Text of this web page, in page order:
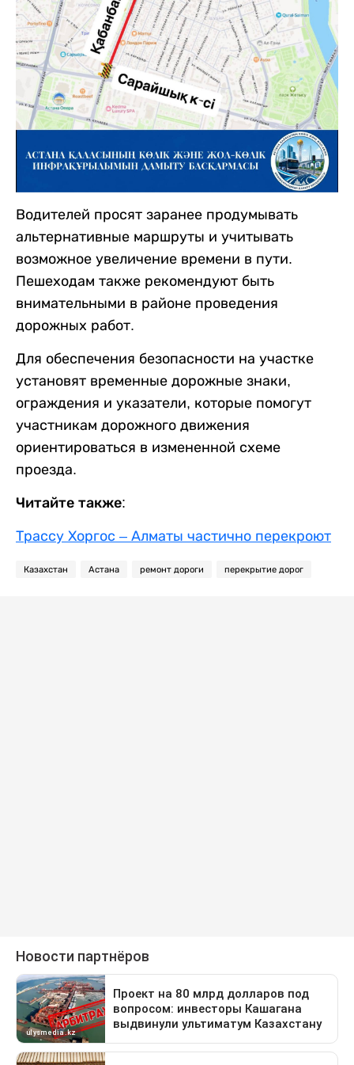
Водителей просят заранее продумывать
альтернативные маршруты и учитывать
возможное увеличение времени в пути.
Пешеходам также рекомендуют быть
внимательными в районе проведения
дорожных работ.
Для обеспечения безопасности на участке
установят временные дорожные знаки,
ограждения и указатели, которые помогут
участникам дорожного движения
ориентироваться в измененной схеме
проезда.
Читайте также:
Трассу Хоргос – Алматы частично перекроют
Казахстан Астана ремонт дороги перекрытие дорог